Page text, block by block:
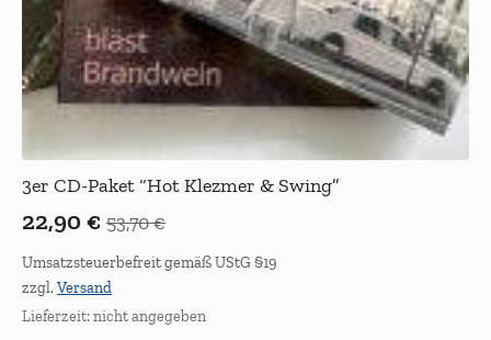
3er CD-Paket “Hot Klezmer & Swing”
53,70€
Ursprünglicher
Preis
war:
53,70 €
22,90 €
Aktueller
Preis
ist:
22,90 €.
Umsatzsteuerbefreit gemäß UStG §19
zzgl.Versand
Lieferzeit: nicht angegeben